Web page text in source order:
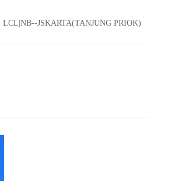
LCL|NB--JSKARTA(TANJUNG PRIOK)